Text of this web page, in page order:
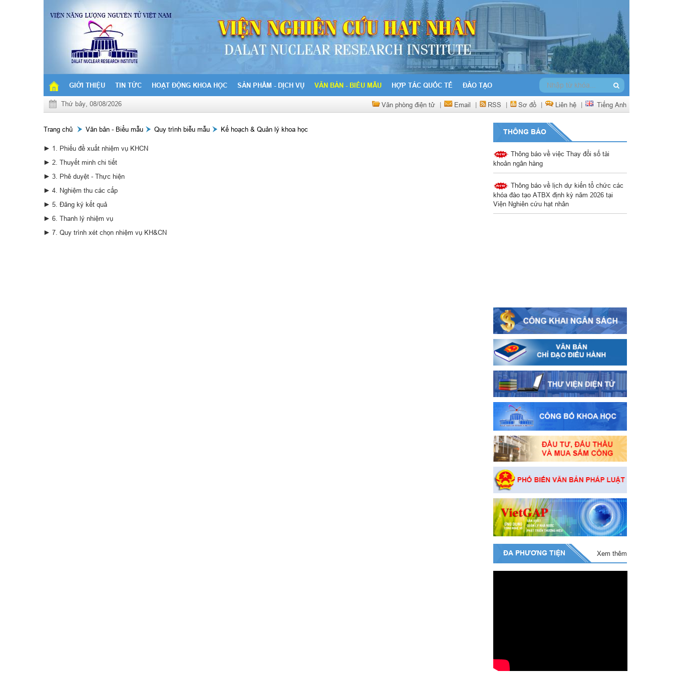
GIỚI THIỆU TIN TỨC HOẠT ĐỘNG KHOA HỌC SẢN PHẨM - DỊCH VỤ VĂN BẢN - BIỂU MẪU HỢP TÁC QUỐC TẾ ĐÀO TẠO
Thứ bảy, 08/08/2026 Văn phòng điện tử | Email | RSS | Sơ đồ | Liên hệ | Tiếng Anh
Trang chủ Văn bản - Biểu mẫu Quy trình biễu mẫu Kế hoạch & Quản lý khoa học
► 1. Phiếu đề xuất nhiệm vụ KHCN
► 2. Thuyết minh chi tiết
► 3. Phê duyệt - Thực hiện
► 4. Nghiệm thu các cấp
► 5. Đăng ký kết quả
► 6. Thanh lý nhiệm vụ
► 7. Quy trình xét chọn nhiệm vụ KH&CN
THÔNG BÁO
Thông báo về lịch dự kiến tổ chức các
khóa đào tạo ATBX định kỳ năm 2026 tại
Viện Nghiên cứu hạt nhân
Thông báo về việc Thay đổi số tài
khoản ngân hàng
ĐA PHƯƠNG TIỆN Xem thêm